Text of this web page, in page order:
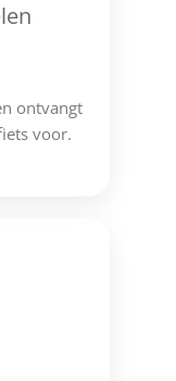
ontvangt
voor.